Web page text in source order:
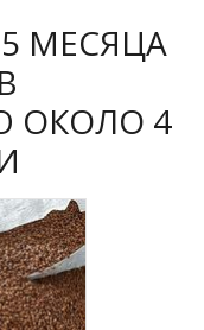
МЕСЯЦА
ОКОЛО 4